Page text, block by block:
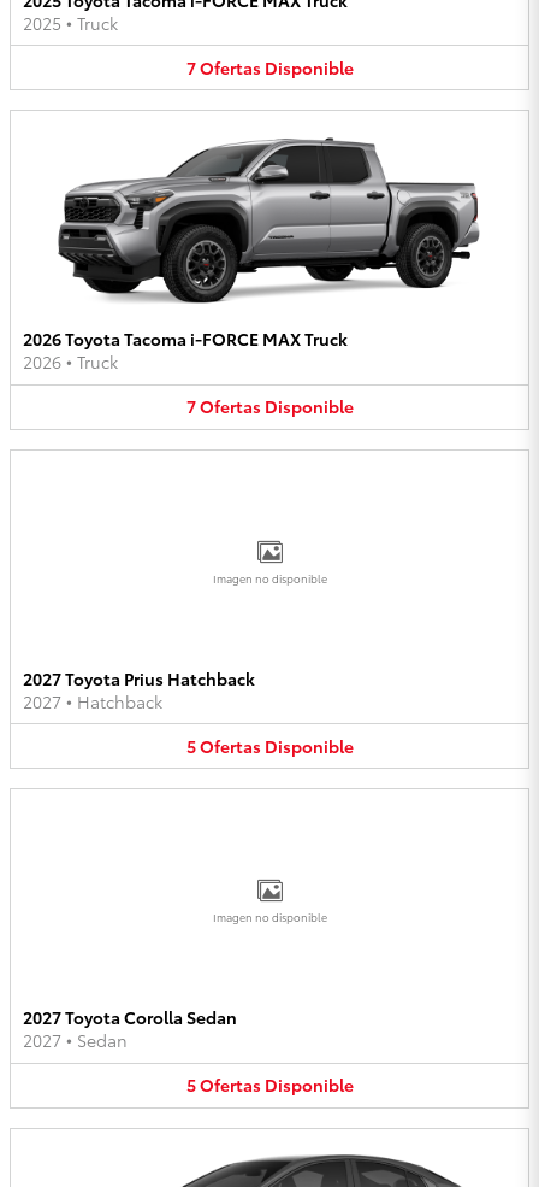
2025 • Truck
7Ofertas Disponible
2026 Toyota Tacoma i-FORCE MAX Truck
2026 • Truck
7Ofertas Disponible
Imagen no disponible
2027 Toyota Prius Hatchback
2027 • Hatchback
5Ofertas Disponible
Imagen no disponible
2027 Toyota Corolla Sedan
2027 • Sedan
5Ofertas Disponible